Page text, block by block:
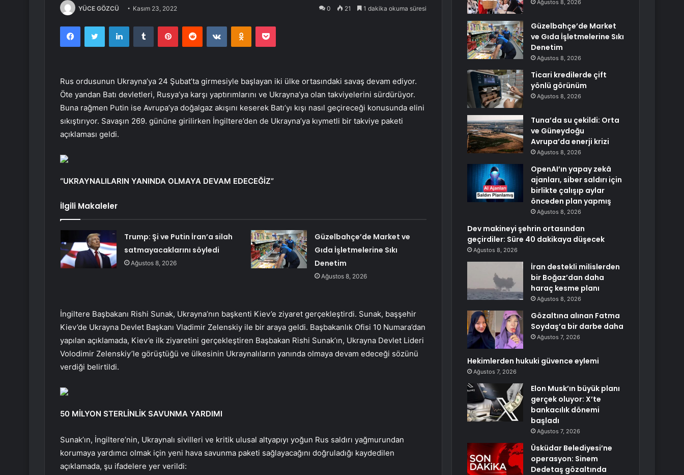
YÜCE GÖZCÜ Kasım 23, 2022 0 21 1 dakika okuma süresi
FacebookTwitter LinkedInTumblr PinterestReddit VKontakteOdnoklassniki
Pocket
Rus ordusunun Ukrayna’ya 24 Şubat’ta girmesiyle başlayan iki ülke ortasındaki savaş devam ediyor.
Öte yandan Batı devletleri, Rusya’ya karşı yaptırımlarını ve Ukrayna’ya olan takviyelerini sürdürüyor.
Buna rağmen Putin ise Avrupa’ya doğalgaz akışını keserek Batı’yı kışı nasıl geçireceği konusunda elini
sıkıştırıyor. Savaşın 269. gününe girilirken İngiltere’den de Ukrayna’ya kıymetli bir takviye paketi
açıklaması geldi.
“UKRAYNALILARIN YANINDA OLMAYA DEVAM EDECEĞİZ”
İlgili Makaleler
Trump: Şi ve Putin İran’a silah
satmayacaklarını söyledi
Ağustos 8, 2026
Güzelbahçe’de Market ve
Gıda İşletmelerine Sıkı
Denetim
Ağustos 8, 2026
İngiltere Başbakanı Rishi Sunak, Ukrayna’nın başkenti Kiev’e ziyaret gerçekleştirdi. Sunak, başşehir
Kiev’de Ukrayna Devlet Başkanı Vladimir Zelenskiy ile bir araya geldi. Başbakanlık Ofisi 10 Numara’dan
yapılan açıklamada, Kiev’e ilk ziyaretini gerçekleştiren Başbakan Rishi Sunak’ın, Ukrayna Devlet Lideri
Volodimir Zelenskiy’le görüştüğü ve ülkesinin Ukraynalıların yanında olmaya devam edeceği sözünü
verdiği belirtildi.
50 MİLYON STERLİNLİK SAVUNMA YARDIMI
Sunak’ın, İngiltere’nin, Ukraynalı sivilleri ve kritik ulusal altyapıyı yoğun Rus saldırı yağmurundan
korumaya yardımcı olmak için yeni hava savunma paketi sağlayacağını doğruladığı kaydedilen
açıklamada, şu ifadelere yer verildi:
Ağustos 8, 2026
Güzelbahçe’de Market
ve Gıda İşletmelerine Sıkı
Denetim
Ağustos 8, 2026
Ticari kredilerde çift
yönlü görünüm
Ağustos 8, 2026
Tuna’da su çekildi: Orta
ve Güneydoğu
Avrupa’da enerji krizi
Ağustos 8, 2026
OpenAI’ın yapay zekâ
ajanları, siber saldırı için
birlikte çalışıp aylar
önceden plan yapmış
Ağustos 8, 2026
Dev makineyi şehrin ortasından
geçirdiler: Süre 40 dakikaya düşecek
Ağustos 8, 2026
İran destekli milislerden
bir Boğaz’dan daha
haraç kesme planı
Ağustos 8, 2026
Gözaltına alınan Fatma
Soydaş’a bir darbe daha
Ağustos 7, 2026
Hekimlerden hukuki güvence eylemi
Ağustos 7, 2026
Elon Musk’ın büyük planı
gerçek oluyor: X’te
bankacılık dönemi
başladı
Ağustos 7, 2026
Üsküdar Belediyesi’ne
operasyon: Sinem
Dedetaş gözaltında